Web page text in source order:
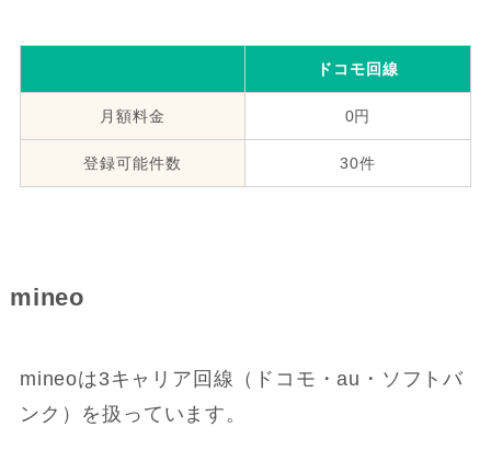
ドコモ回線
月額料金 0円
登録可能件数 30件
mineo
mineoは3キャリア回線（ドコモ・au・ソフトバ
ンク）を扱っています。